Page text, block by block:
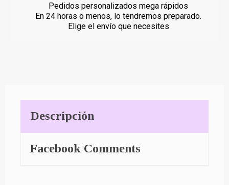
Pedidos personalizados mega rápidos
En 24 horas o menos, lo tendremos preparado.
Elige el envío que necesites
Descripción
Facebook Comments